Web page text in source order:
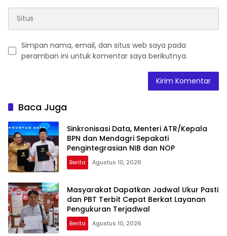
Simpan nama, email, dan situs web saya pada
peramban ini untuk komentar saya berikutnya.
Baca Juga
Sinkronisasi Data, Menteri ATR/Kepala
BPN dan Mendagri Sepakati
Pengintegrasian NIB dan NOP
Berita Agustus 10, 2026
Masyarakat Dapatkan Jadwal Ukur Pasti
dan PBT Terbit Cepat Berkat Layanan
Pengukuran Terjadwal
Berita Agustus 10, 2026